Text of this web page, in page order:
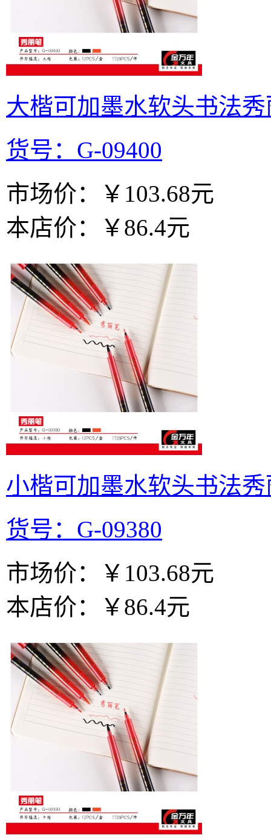
大楷可加墨水软头书法秀
货号：G-09400
市场价：
￥103.68元
本店价：
￥86.4元
小楷可加墨水软头书法秀
货号：G-09380
市场价：
￥103.68元
本店价：
￥86.4元